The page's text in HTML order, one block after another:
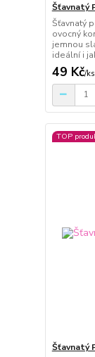
Šťavnatý
Šťavnatý
ovocný
jemnou
ideální i
49 Kč/ks
TOP
Šťavnatý